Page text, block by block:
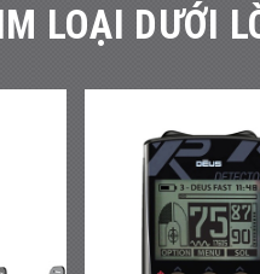
LOẠI DƯỚI